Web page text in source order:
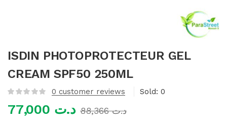
ISDIN PHOTOPROTECTEUR GEL
CREAM SPF50 250ML
0 customer reviews Sold: 0
د.ت د.ت88,366